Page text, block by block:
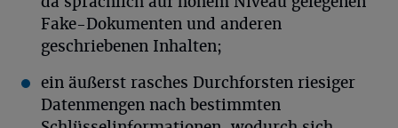
Fake-Dokumenten und anderen
geschriebenen Inhalten;
ein äußerst rasches Durchforsten riesiger
Datenmengen nach bestimmten